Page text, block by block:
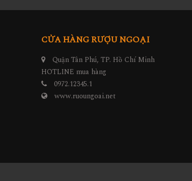
CỬA HÀNG RƯỢU NGOẠI
Quận Tân Phú, TP. Hồ Chí Minh
HOTLINE mua hàng
0972.12345.1
www.ruoungoai.net